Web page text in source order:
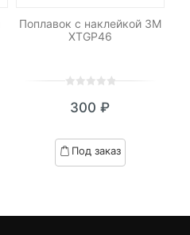
Поплавок с наклейкой 3М
XTGP46
out
based
on
300 ₽
Под заказ